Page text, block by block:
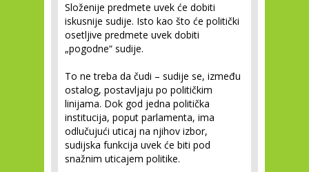
Složenije predmete uvek će dobiti
iskusnije sudije. Isto kao što će politički
osetljive predmete uvek dobiti
„pogodne“ sudije.
To ne treba da čudi – sudije se, između
ostalog, postavljaju po političkim
linijama. Dok god jedna politička
institucija, poput parlamenta, ima
odlučujući uticaj na njihov izbor,
sudijska funkcija uvek će biti pod
snažnim uticajem politike.